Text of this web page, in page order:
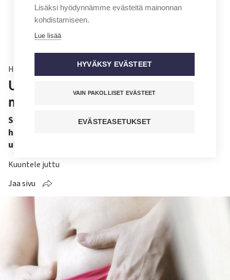
Hyvinvointi
Uusi testi vähentää
mahatähystyksiä
Suomalainen yritys on kehittänyt testin, joka
havaitsee helikobakteerin lääkeresistenssin
ulostenäytteestä.
Kuuntele juttu
Jaa sivu
Lisäksi hyödynnämme evästeitä mainonnan
kohdistamiseen.
Lue lisää
HYVÄKSY EVÄSTEET
VAIN PAKOLLISET EVÄSTEET
EVÄSTEASETUKSET